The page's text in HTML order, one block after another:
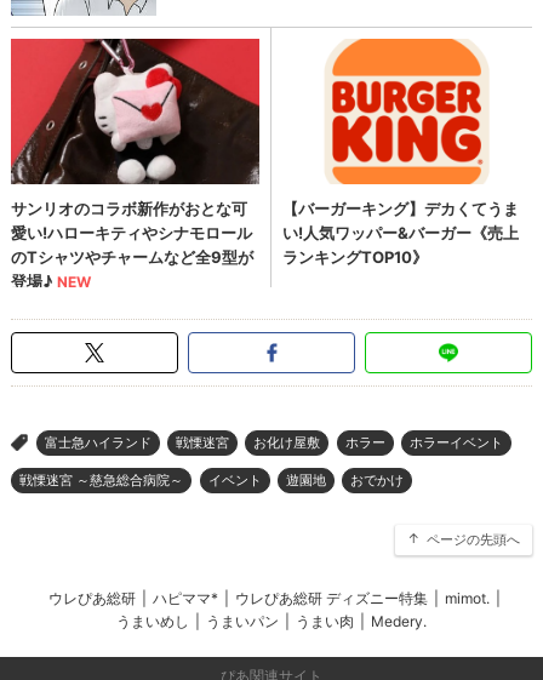
> 富士急ハイランド 戦慄迷宮 お化け屋敷 ホラー ホラーイベント
戦慄迷宮 ～慈急総合病院～ イベント 遊園地 おでかけ
ページの先頭へ
ウレぴあ総研 ハピママ* ウレぴあ総研 ディズニー特集 mimot.
うまいめし
うまいパン うまい肉 Medery.
ぴあ関連サイト